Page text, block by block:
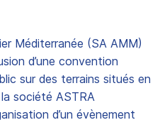
Méditerranée (SA AMM)
d’une convention
sur des terrains situés en
société ASTRA
d’un évènement